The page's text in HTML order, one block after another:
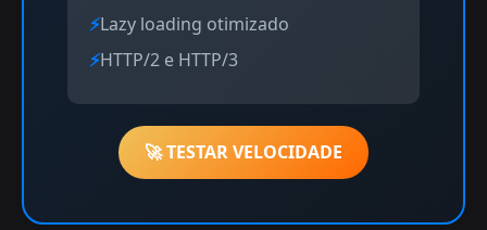
Lazy loading otimizado
HTTP/2 e HTTP/3
🚀 TESTAR VELOCIDADE